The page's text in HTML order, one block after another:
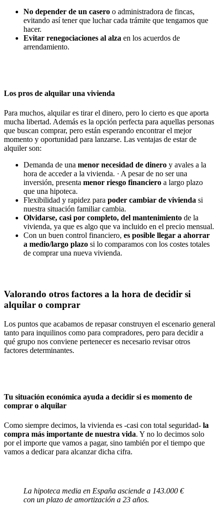
No depender de un casero o administradora de fincas,
evitando así tener que luchar cada trámite que tengamos que
hacer.
Evitar renegociaciones al alza en los acuerdos de
arrendamiento.
Los pros de alquilar una vivienda
Para muchos, alquilar es tirar el dinero, pero lo cierto es que aporta
mucha libertad. Además es la opción perfecta para aquellas personas
que buscan comprar, pero están esperando encontrar el mejor
momento y oportunidad para lanzarse. Las ventajas de estar de
alquiler son:
Demanda de una menor necesidad de dinero y avales a la
hora de acceder a la vivienda. · A pesar de no ser una
inversión, presenta menor riesgo financiero a largo plazo
que una hipoteca.
Flexibilidad y rapidez para poder cambiar de vivienda si
nuestra situación familiar cambia.
Olvidarse, casi por completo, del mantenimiento de la
vivienda, ya que es algo que va incluido en el precio mensual.
Con un buen control financiero, es posible llegar a ahorrar
a medio/largo plazo si lo comparamos con los costes totales
de comprar una nueva vivienda.
Valorando otros factores a la hora de decidir si
alquilar o comprar
Los puntos que acabamos de repasar construyen el escenario general
tanto para inquilinos como para compradores, pero para decidir a
qué grupo nos conviene pertenecer es necesario revisar otros
factores determinantes.
Tu situación económica ayuda a decidir si es momento de
comprar o alquilar
Como siempre decimos, la vivienda es -casi con total seguridad- la
compra más importante de nuestra vida. Y no lo decimos solo
por el importe que vamos a pagar, sino también por el tiempo que
vamos a dedicar para alcanzar dicha cifra.
La hipoteca media en España asciende a 143.000 €
con un plazo de amortización a 23 años.